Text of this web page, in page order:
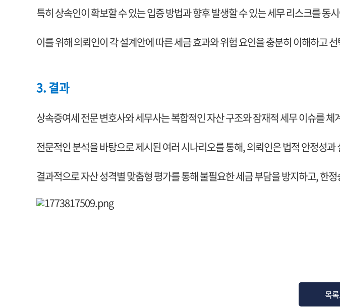
특히 상속인이 확보할 수 있는 입증 방법과 향후 발생할 수 있는 세무 리스크를 동
이를 위해 의뢰인이 각 설계안에 따른 세금 효과와 위험 요인을 충분히 이해하고
3. 결과
상속증여세 전문 변호사와 세무사는 복합적인 자산 구조와 잠재적 세무 이슈를
전문적인 분석을 바탕으로 제시된 여러 시나리오를 통해, 의뢰인은 법적 안정성
결과적으로 자산 성격별 맞춤형 평가를 통해 불필요한 세금 부담을 방지하고, 한
목